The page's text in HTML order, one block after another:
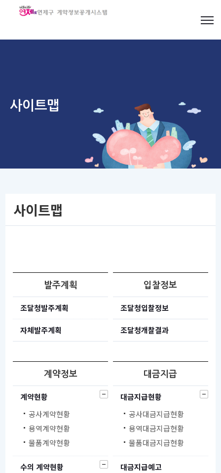
사이트맵
사이트맵
발주계획
조달청발주계획
자체발주계획
입찰정보
조달청입찰정보
조달청개찰결과
계약정보
계약현황
공사계약현황
용역계약현황
물품계약현황
수의 계약현황
대금지급
대금지급현황
공사대금지급현황
용역대금지급현황
물품대금지급현황
대금지급예고